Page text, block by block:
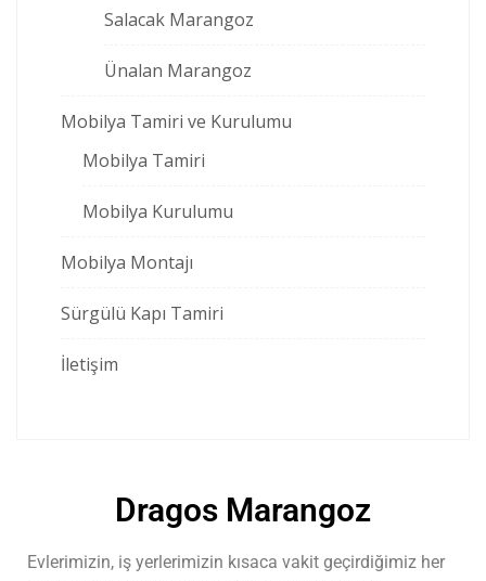
Salacak Marangoz
Ünalan Marangoz
Mobilya Tamiri ve Kurulumu
Mobilya Tamiri
Mobilya Kurulumu
Mobilya Montajı
Sürgülü Kapı Tamiri
İletişim
Dragos Marangoz
Evlerimizin, iş yerlerimizin kısaca vakit geçirdiğimiz her